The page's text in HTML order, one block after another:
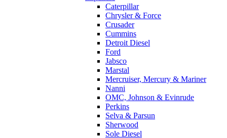
Caterpillar
Chrysler & Force
Crusader
Cummins
Detroit Diesel
Ford
Jabsco
Marstal
Mercruiser, Mercury & Mariner
Nanni
OMC, Johnson & Evinrude
Perkins
Selva & Parsun
Sherwood
Sole Diesel